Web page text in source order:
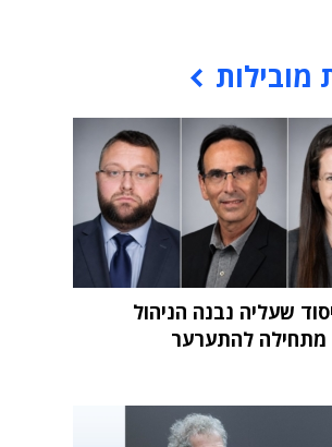
מובילות
שעליה נבנה הניהול
מתחילה להתערער